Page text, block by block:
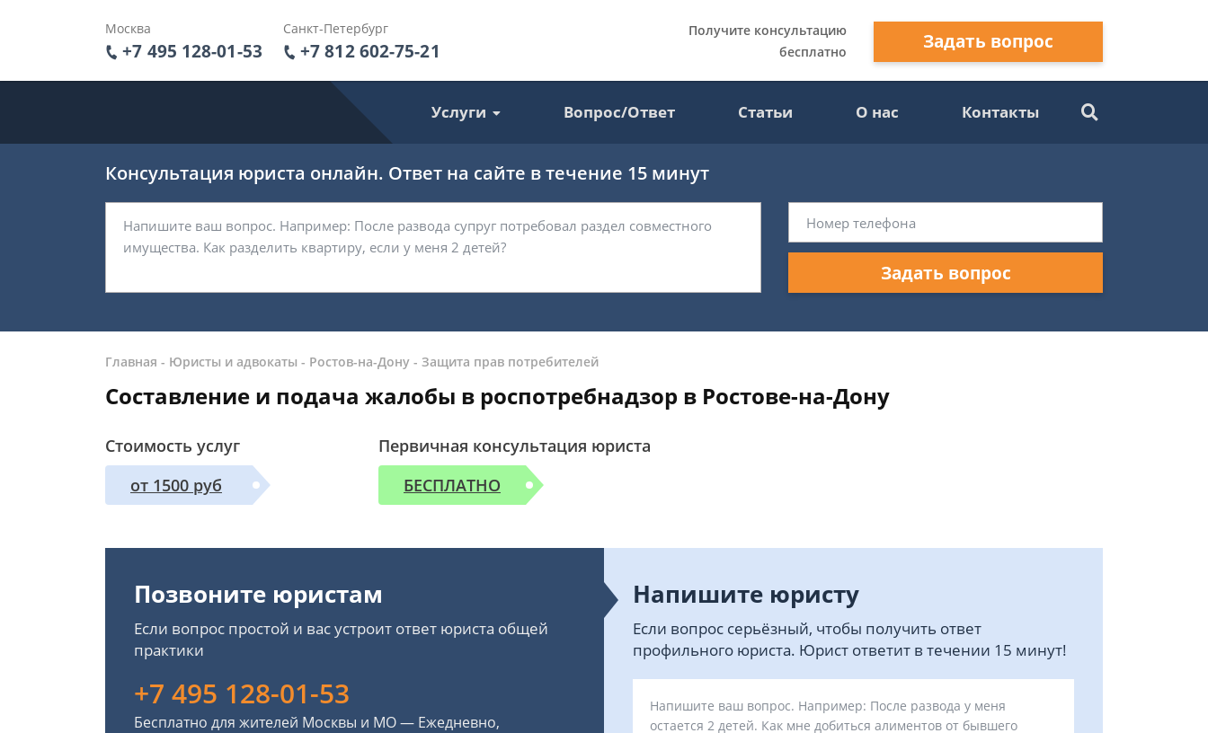
Москва
+7 495 128-01-53
Санкт-Петербург
+7 812 602-75-21
Получите консультацию
бесплатно
Задать вопрос
Услуги Вопрос/Ответ Статьи О нас Контакты
Консультация юриста онлайн. Ответ на сайте в течение 15 минут
Задать вопрос
Главная - Юристы и адвокаты - Ростов-на-Дону - Защита прав потребителей
Составление и подача жалобы в роспотребнадзор в Ростове-на-Дону
Стоимость услуг
от 1500 руб
Первичная консультация юриста
БЕСПЛАТНО
Позвоните юристам
Если вопрос простой и вас устроит ответ юриста общей
практики
+7 495 128-01-53
Бесплатно для жителей Москвы и МО — Ежедневно,
Напишите юристу
Если вопрос серьёзный, чтобы получить ответ
профильного юриста. Юрист ответит в течении 15 минут!